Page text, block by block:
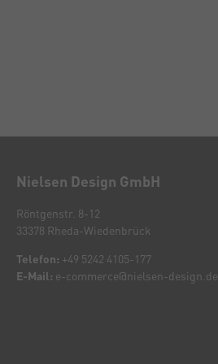
Nielsen Design GmbH
Röntgenstr. 8-12
33378 Rheda-Wiedenbrück
Telefon: +49 5242 4105-177
E-Mail: e-commerce@nielsen-design.de